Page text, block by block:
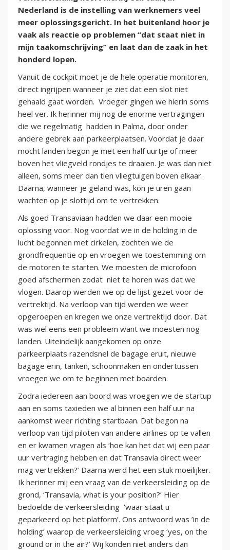
Nederland is de instelling van werknemers veel
meer oplossingsgericht. In het buitenland hoor je
vaak als reactie op problemen “dat staat niet in
mijn taakomschrijving” en laat dan de zaak in het
honderd lopen.
Vanuit de cockpit moet je de hele operatie monitoren,
direct ingrijpen wanneer je ziet dat een slot niet
gehaald gaat worden. Vroeger gingen we hierin soms
heel ver. Ik herinner mij nog de enorme vertragingen
die we regelmatig hadden in Palma, door onder
andere gebrek aan parkeerplaatsen. Voordat je daar
mocht landen begon je met een half uurtje of meer
boven het vliegveld rondjes te draaien. Je was dan niet
alleen, soms meer dan tien vliegtuigen boven elkaar.
Daarna, wanneer je geland was, kon je uren gaan
wachten op je slottijd om te vertrekken.
Als goed Transaviaan hadden we daar een mooie
oplossing voor. Nog voordat we in de holding in de
lucht begonnen met cirkelen, zochten we de
grondfrequentie op en vroegen we toestemming om
de motoren te starten. We moesten de microfoon
goed afschermen zodat niet te horen was dat we
vlogen. Daarop werden we op de lijst gezet voor de
vertrektijd. Na verloop van tijd werden we weer
opgeroepen en kregen we onze vertrektijd door. Dat
was wel eens een probleem want we moesten nog
landen. Uiteindelijk aangekomen op onze
parkeerplaats razendsnel de bagage eruit, nieuwe
bagage erin, tanken, schoonmaken en ondertussen
vroegen we om te beginnen met boarden.
Zodra iedereen aan boord was vroegen we de startup
aan en soms taxieden we al binnen een half uur na
aankomst weer richting startbaan. Dat begon na
verloop van tijd piloten van andere airlines op te vallen
en er kwamen vragen als ‘hoe kan het dat wij een paar
uur vertraging hebben en dat Transavia direct weer
mag vertrekken?’ Daarna werd het een stuk moeilijker.
Ik herinner mij een vraag van de verkeersleiding op de
grond, ‘Transavia, what is your position?’ Hier
bedoelde de verkeersleiding ‘waar staat u
geparkeerd op het platform’. Ons antwoord was ’in de
holding’ waarop de verkeersleiding vroeg ‘yes, on the
ground or in the air?’ Wij konden niet anders dan